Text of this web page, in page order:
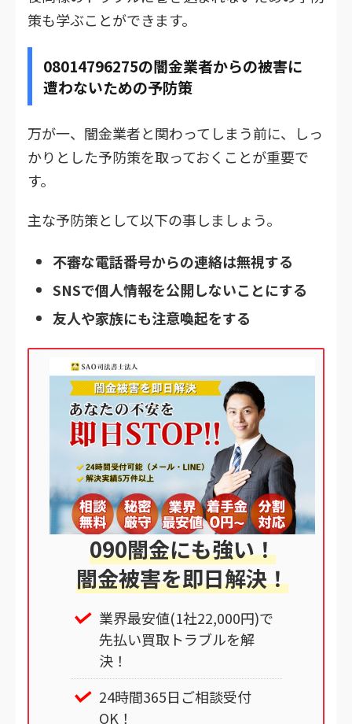
策も学ぶことができます。
08014796275の闇金業者からの被害に
遭わないための予防策
万が一、闇金業者と関わってしまう前に、しっ
かりとした予防策を取っておくことが重要で
す。
主な予防策として以下の事しましょう。
不審な電話番号からの連絡は無視する
SNSで個人情報を公開しないことにする
友人や家族にも注意喚起をする
090闇金にも強い！
闇金被害を即日解決！
業界最安値(1社22,000円)で
先払い買取トラブルを解
決！
24時間365日ご相談受付
OK！